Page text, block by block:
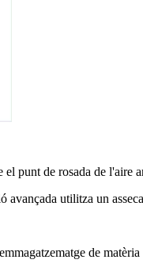
punt de rosada de l'aire
utilitza un
de matèria